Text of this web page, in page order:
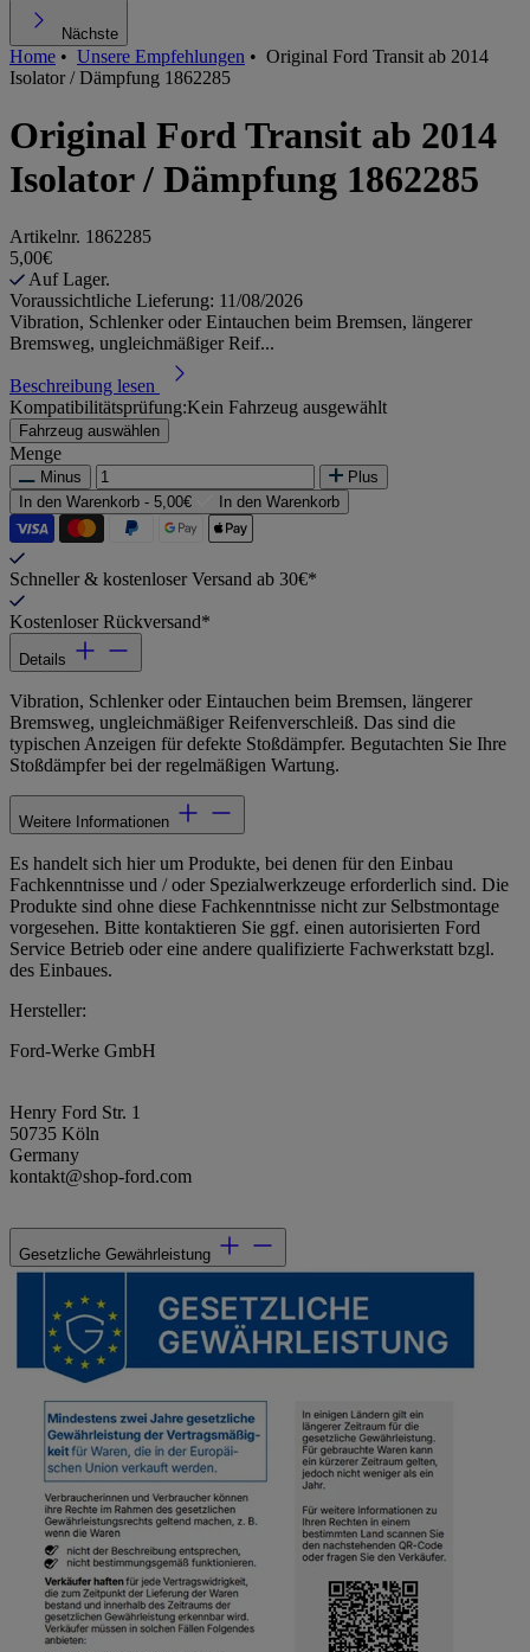
Nächste
Home • Unsere Empfehlungen • Original Ford Transit ab 2014
Isolator / Dämpfung 1862285
Original Ford Transit ab 2014
Isolator / Dämpfung 1862285
Artikelnr. 1862285
5,00€
Auf Lager.
Voraussichtliche Lieferung: 11/08/2026
Vibration, Schlenker oder Eintauchen beim Bremsen, längerer
Bremsweg, ungleichmäßiger Reif...
Beschreibung lesen
Kompatibilitätsprüfung:Kein Fahrzeug ausgewählt
Fahrzeug auswählen
Menge
Minus
Plus
In den Warenkorb - 5,00€ In den Warenkorb
Schneller & kostenloser Versand ab 30€*
Kostenloser Rückversand*
Details
Vibration, Schlenker oder Eintauchen beim Bremsen, längerer
Bremsweg, ungleichmäßiger Reifenverschleiß. Das sind die
typischen Anzeigen für defekte Stoßdämpfer. Begutachten Sie Ihre
Stoßdämpfer bei der regelmäßigen Wartung.
Weitere Informationen
Es handelt sich hier um Produkte, bei denen für den Einbau
Fachkenntnisse und / oder Spezialwerkzeuge erforderlich sind. Die
Produkte sind ohne diese Fachkenntnisse nicht zur Selbstmontage
vorgesehen. Bitte kontaktieren Sie ggf. einen autorisierten Ford
Service Betrieb oder eine andere qualifizierte Fachwerkstatt bzgl.
des Einbaues.
Hersteller:
Ford-Werke GmbH
Henry Ford Str. 1
50735 Köln
Germany
kontakt@shop-ford.com
Gesetzliche Gewährleistung